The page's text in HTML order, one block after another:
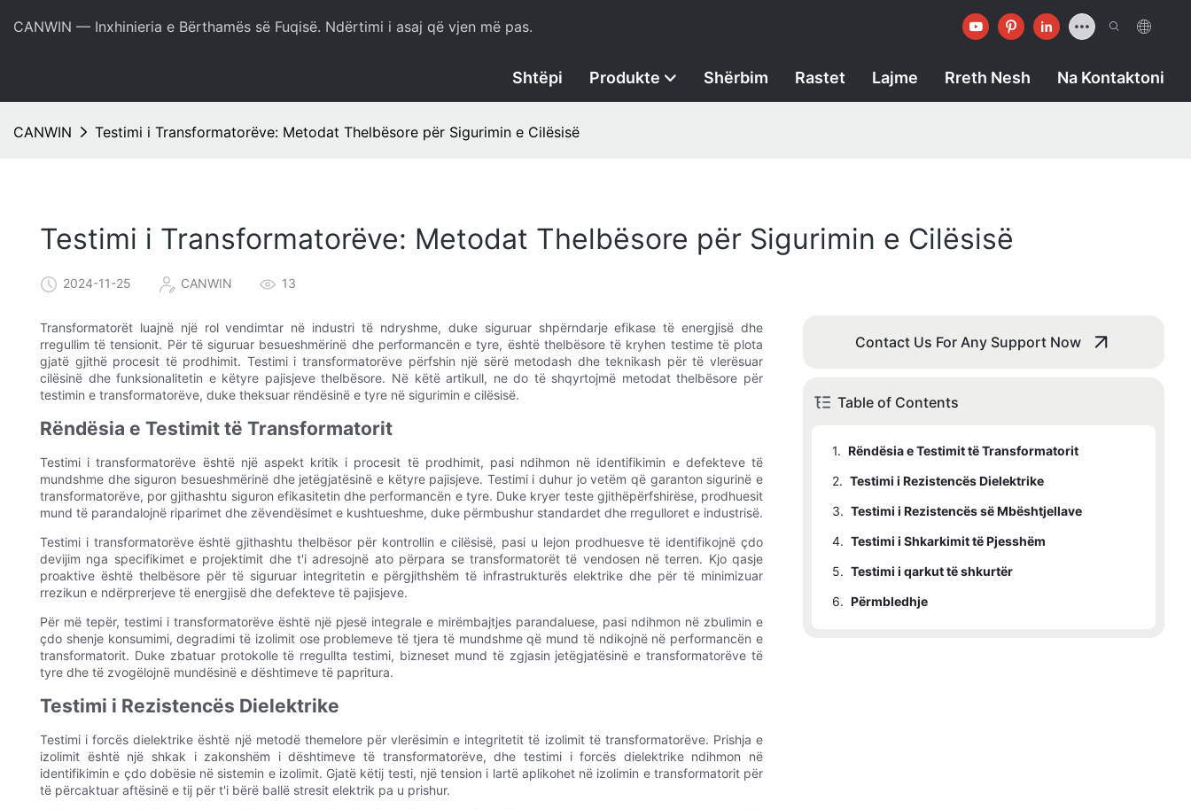
CANWIN — Inxhinieria e Bërthamës së Fuqisë. Ndërtimi i asaj që vjen më pas.
Shtëpi Produkte Shërbim Rastet Lajme Rreth Nesh Na Kontaktoni
CANWIN Testimi i Transformatorëve: Metodat Thelbësore për Sigurimin e Cilësisë
Testimi i Transformatorëve: Metodat Thelbësore për Sigurimin e Cilësisë
2024-11-25 CANWIN 13
Transformatorët luajnë një rol vendimtar në industri të ndryshme, duke siguruar shpërndarje efikase të energjisë dhe
rregullim të tensionit. Për të siguruar besueshmërinë dhe performancën e tyre, është thelbësore të kryhen testime të plota
gjatë gjithë procesit të prodhimit. Testimi i transformatorëve përfshin një sërë metodash dhe teknikash për të vlerësuar
cilësinë dhe funksionalitetin e këtyre pajisjeve thelbësore. Në këtë artikull, ne do të shqyrtojmë metodat thelbësore për
testimin e transformatorëve, duke theksuar rëndësinë e tyre në sigurimin e cilësisë.
Rëndësia e Testimit të Transformatorit
Testimi i transformatorëve është një aspekt kritik i procesit të prodhimit, pasi ndihmon në identifikimin e defekteve të
mundshme dhe siguron besueshmërinë dhe jetëgjatësinë e këtyre pajisjeve. Testimi i duhur jo vetëm që garanton sigurinë e
transformatorëve, por gjithashtu siguron efikasitetin dhe performancën e tyre. Duke kryer teste gjithëpërfshirëse, prodhuesit
mund të parandalojnë riparimet dhe zëvendësimet e kushtueshme, duke përmbushur standardet dhe rregulloret e industrisë.
Testimi i transformatorëve është gjithashtu thelbësor për kontrollin e cilësisë, pasi u lejon prodhuesve të identifikojnë çdo
devijim nga specifikimet e projektimit dhe t'i adresojnë ato përpara se transformatorët të vendosen në terren. Kjo qasje
proaktive është thelbësore për të siguruar integritetin e përgjithshëm të infrastrukturës elektrike dhe për të minimizuar
rrezikun e ndërprerjeve të energjisë dhe defekteve të pajisjeve.
Për më tepër, testimi i transformatorëve është një pjesë integrale e mirëmbajtjes parandaluese, pasi ndihmon në zbulimin e
çdo shenje konsumimi, degradimi të izolimit ose problemeve të tjera të mundshme që mund të ndikojnë në performancën e
transformatorit. Duke zbatuar protokolle të rregullta testimi, bizneset mund të zgjasin jetëgjatësinë e transformatorëve të
tyre dhe të zvogëlojnë mundësinë e dështimeve të papritura.
Testimi i Rezistencës Dielektrike
Testimi i forcës dielektrike është një metodë themelore për vlerësimin e integritetit të izolimit të transformatorëve. Prishja e
izolimit është një shkak i zakonshëm i dështimeve të transformatorëve, dhe testimi i forcës dielektrike ndihmon në
identifikimin e çdo dobësie në sistemin e izolimit. Gjatë këtij testi, një tension i lartë aplikohet në izolimin e transformatorit për
të përcaktuar aftësinë e tij për t'i bërë ballë stresit elektrik pa u prishur.
Contact Us For Any Support Now
Table of Contents
1. Rëndësia e Testimit të Transformatorit
2. Testimi i Rezistencës Dielektrike
3. Testimi i Rezistencës së Mbështjellave
4. Testimi i Shkarkimit të Pjesshëm
5. Testimi i qarkut të shkurtër
6. Përmbledhje